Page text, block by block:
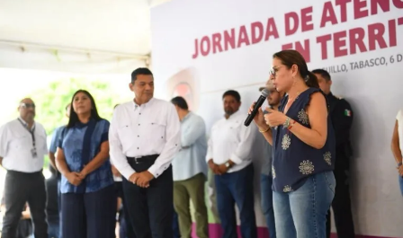
DIAL DEL PUEBLO
TRAMITES
A CONTINUACIÓN
Policías de Jonuta toman el Palacio Municipal
tras denunciar abandono y falta de
respuesta
NO TE PIERDAS
Policías toman Palacio Municipal de Jonuta;
denuncian abandono y falta de recursos